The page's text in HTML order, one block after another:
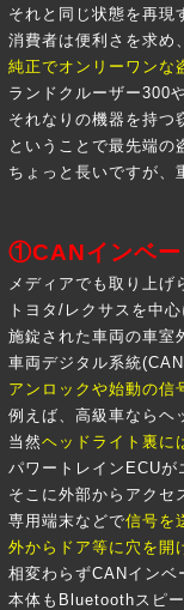
それと同じ状態を再現
消費者は便利さを求め
純正でオンリーワンな
ランドクルーザー300
それなりの機器を持つ
ということで最先端の
ちょっと長いですが、
①CANインベー
メディアでも取り上げ
トヨタ/レクサスを中
施錠された車両の車室
車両デジタル系統
アンロックや始動の信
例えば、高級車ならヘ
当然ヘッドライト裏に
パワートレインECUが
そこに外部からアクセ
専用端末などで信号を
外からドア等に穴を開
相変わらずCANインベ
本体もBluetoothスピ